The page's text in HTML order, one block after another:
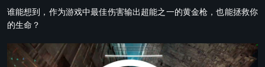
谁能想到，作为游戏中最佳伤害输出超能之一的黄金枪，也能拯救你
的生命？